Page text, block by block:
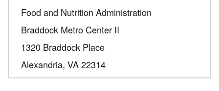
Food and Nutrition Administration
Braddock Metro Center II
1320 Braddock Place
Alexandria, VA 22314